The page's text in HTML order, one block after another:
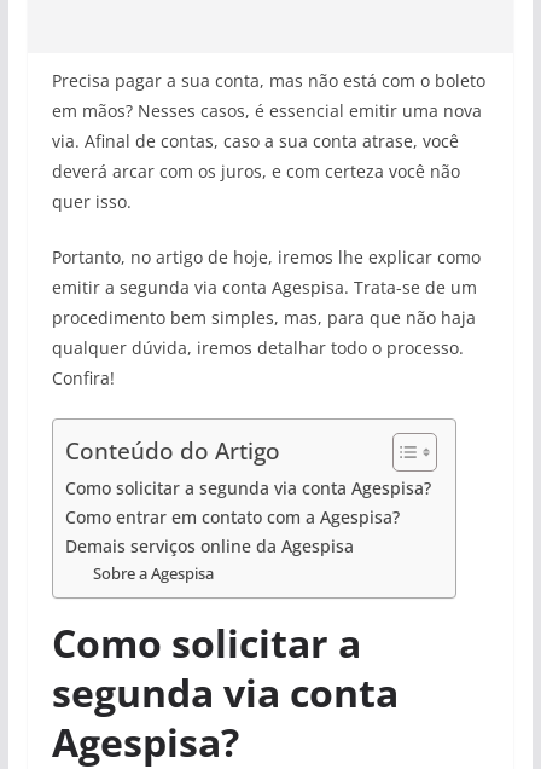
Precisa pagar a sua conta, mas não está com o boleto
em mãos? Nesses casos, é essencial emitir uma nova
via. Afinal de contas, caso a sua conta atrase, você
deverá arcar com os juros, e com certeza você não
quer isso.
Portanto, no artigo de hoje, iremos lhe explicar como
emitir a segunda via conta Agespisa. Trata-se de um
procedimento bem simples, mas, para que não haja
qualquer dúvida, iremos detalhar todo o processo.
Confira!
Conteúdo do Artigo
Como solicitar a segunda via conta Agespisa?
Como entrar em contato com a Agespisa?
Demais serviços online da Agespisa
Sobre a Agespisa
Como solicitar a
segunda via conta
Agespisa?